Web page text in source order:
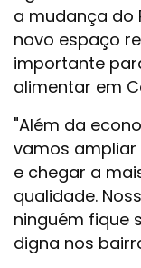
a mudança do
novo espaço
importante
alimentar em
"Além da
vamos
e chegar a
qualidade.
ninguém fique
digna nos